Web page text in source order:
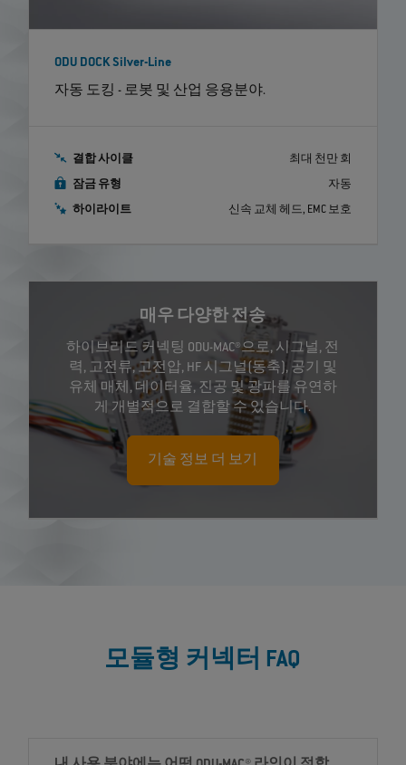
ODU DOCK Silver-Line
자동 도킹 - 로봇 및 산업 응용분야.
결합 사이클 최대 천만 회
잠금 유형 자동
하이라이트 신속 교체 헤드, EMC 보호
매우 다양한 전송
하이브리드 커넥팅 ODU-MAC®으로, 시그널, 전
력, 고전류, 고전압, HF 시그널(동축), 공기 및
유체 매체, 데이터율, 진공 및 광파를 유연하
게 개별적으로 결합할 수 있습니다.
기술 정보 더 보기
모듈형 커넥터 FAQ